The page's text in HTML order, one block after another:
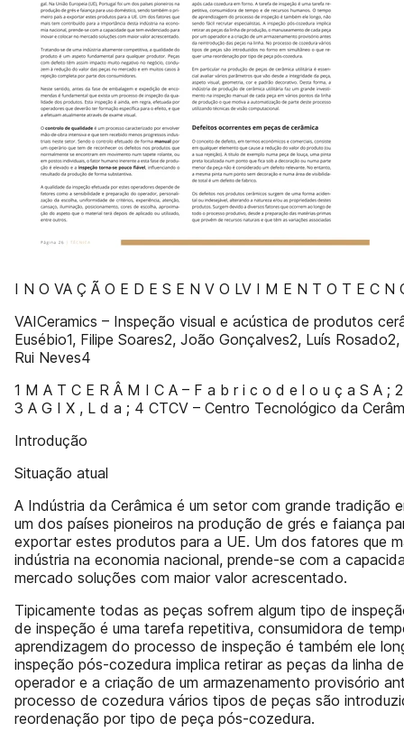
I N O VA Ç Ã O E D E S E N V O LV I M E N T O T E C N
VAICeramics – Inspeção visual e acústica de produtos
Eusébio1, Filipe Soares2, João Gonçalves2, Luís
Rui Neves4
1 M A T C E R Â M I C A – F a b r i c o d e l o u ç a S A ;
3 A G I X , L d a ; 4 CTCV – Centro Tecnológico da
Introdução
Situação atual
A Indústria da Cerâmica é um setor com grande tradição
um dos países pioneiros na produção de grés e faiança
exportar estes produtos para a UE. Um dos fatores que
indústria na economia nacional, prende-se com a
mercado soluções com maior valor acrescentado.
Tipicamente todas as peças sofrem algum tipo de
de inspeção é uma tarefa repetitiva, consumidora de
aprendizagem do processo de inspeção é também ele
inspeção pós-cozedura implica retirar as peças da linha
operador e a criação de um armazenamento provisório
processo de cozedura vários tipos de peças são
reordenação por tipo de peça pós-cozedura.